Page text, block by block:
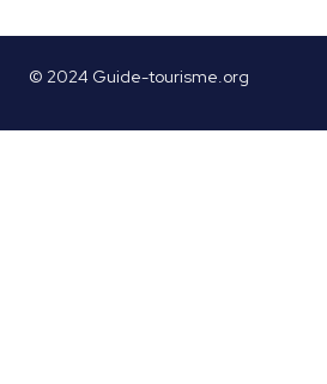
© 2024 Guide-tourisme.org